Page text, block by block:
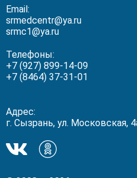
Email:
srmedcentr@ya.ru
srmc1@ya.ru
Телефоны:
+7 (927) 899-14-09
+7 (8464) 37-31-01
Адрес:
г. Сызрань, ул. Московская, 4а